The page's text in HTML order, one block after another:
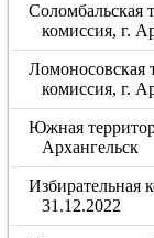
Соломбальская
комиссия, г.
Ломоносовская
комиссия, г.
Южная
Архангельск
Избирательная
31.12.2022